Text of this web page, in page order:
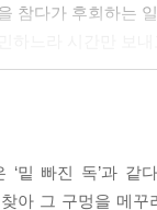
참다가 후회하는
하지만 만족감 높
‘밑 빠진 독’과
아 그 구멍을 메